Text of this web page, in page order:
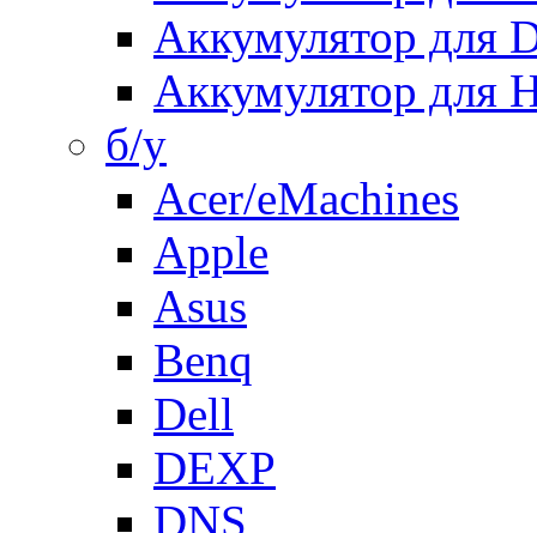
Аккумулятор для
Аккумулятор для
б/у
Acer/eMachines
Apple
Asus
Benq
Dell
DEXP
DNS